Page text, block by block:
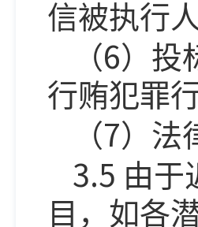
信被执行
（6）投
行贿犯罪
（7）法
3.5 由于
目，如各